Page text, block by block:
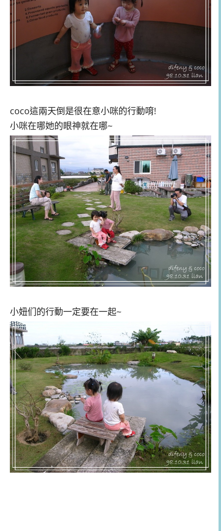
coco這兩天倒是很在意小咪的行動唷!
小咪在哪她的眼神就在哪~
小妞们的行動一定要在一起~